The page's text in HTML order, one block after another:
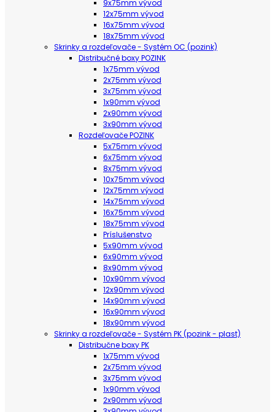
9x75mm vývod
12x75mm vývod
16x75mm vývod
18x75mm vývod
Skrinky a rozdeľovače - Systém OC (pozink)
Distribučné boxy POZINK
1x75mm vývod
2x75mm vývod
3x75mm vývod
1x90mm vývod
2x90mm vývod
3x90mm vývod
Rozdeľovače POZINK
5x75mm vývod
6x75mm vývod
8x75mm vývod
10x75mm vývod
12x75mm vývod
14x75mm vývod
16x75mm vývod
18x75mm vývod
Príslušenstvo
5x90mm vývod
6x90mm vývod
8x90mm vývod
10x90mm vývod
12x90mm vývod
14x90mm vývod
16x90mm vývod
18x90mm vývod
Skrinky a rozdeľovače - Systém PK (pozink - plast)
Distribučne boxy PK
1x75mm vývod
2x75mm vývod
3x75mm vývod
1x90mm vývod
2x90mm vývod